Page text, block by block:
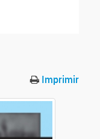
Imprimir